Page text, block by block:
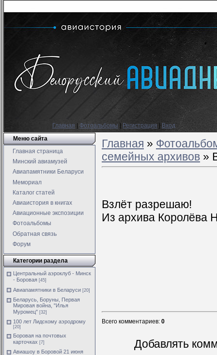
Главная Фотоальбомы Регистрация | Вход
Меню сайта
Главная страница
Минский авиамузей
Авиапамятники Беларуси
Мемориал
Каталог статей
Авиаистория в книгах
Авиационные экспозиции
Фотоальбомы
Обратная связь
Форум
Категории раздела
Центральный аэроклуб - Минск
- Боровая [45]
Авиапамятники в Беларуси [20]
Беларусь, Боруны, Первая
Мировая война, "Илья
Муромец" [32]
100 лет Лидскому аэродрому
[20]
Боровая на почтовых
карточках [7]
Авиашоу в Боровой 21 июня
Главная»
семейных архивов»
Взлёт разрешаю!
Из архива Королёва
Всего комментариев:0
Добавлять